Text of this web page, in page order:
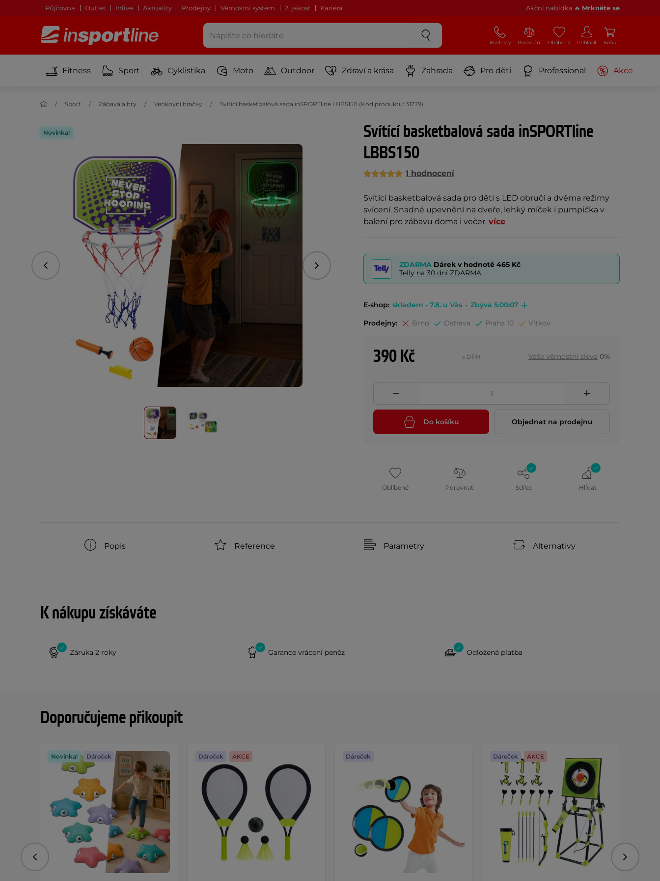
Půjčovna Outlet Inlive Aktuality Prodejny Věrnostní systém 2. jakost Kariéra Akční nabídka 🔥 Mrkněte se
Kontakty Porovnání Oblíbené Přihlásit Košík
Fitness Sport Cyklistika Moto Outdoor Zdraví a krása Zahrada Pro děti Professional Akce
Sport Zábava a hry Venkovní hračky Svítící basketbalová sada inSPORTline LBBS150 (Kód produktu: 31279)
Svítící basketbalová sada inSPORTline
LBBS150
1 hodnocení
Svítící basketbalová sada pro děti s LED obručí a dvěma režimy
svícení. Snadné upevnění na dveře, lehký míček i pumpička v
balení pro zábavu doma i večer. více
Novinka!
Předchozí Následující ZDARMA Dárek v hodnotě 465 Kč
Telly na 30 dní ZDARMA
E-shop: skladem - 7.8. u Vás - Zbývá 5:00:06
Prodejny: Brno Ostrava Praha 10 Vítkov
390 Kč s DPH Vaše věrnostní sleva 0%
Do košíku Objednat na prodejnu
Oblíbené Porovnat Sdílet Hlídat
Popis Reference Parametry Alternativy
K nákupu získáváte
Záruka 2 roky Garance vrácení peněz Odložená platba
Doporučujeme přikoupit
Novinka! Dáreček Dáreček AKCE Dáreček Dáreček AKCE
Předchozí